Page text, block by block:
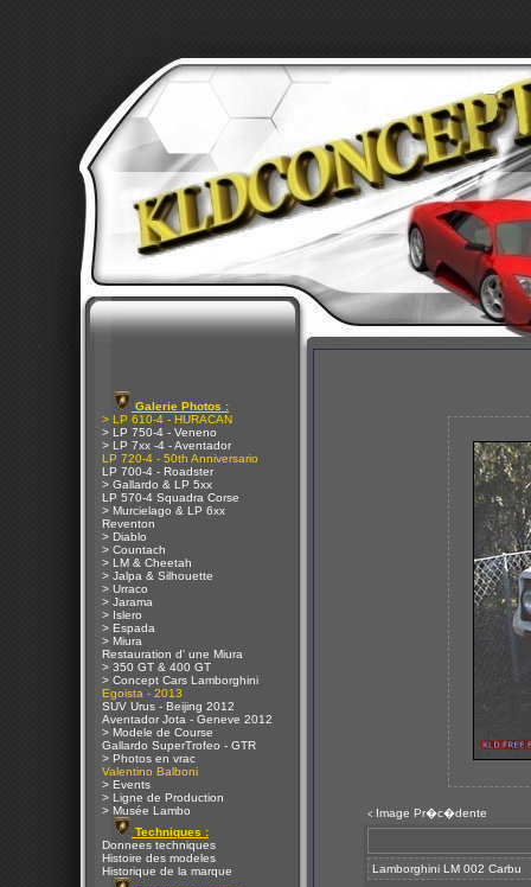
Galerie Photos :
> LP 610-4 - HURACAN
> LP 750-4 - Veneno
> LP 7xx -4 - Aventador
LP 720-4 - 50th Anniversario
LP 700-4 - Roadster
> Gallardo & LP 5xx
LP 570-4 Squadra Corse
> Murcielago & LP 6xx
Reventon
> Diablo
> Countach
> LM & Cheetah
> Jalpa & Silhouette
> Urraco
> Jarama
> Islero
> Espada
> Miura
Restauration d' une Miura
> 350 GT & 400 GT
> Concept Cars Lamborghini
Egoista - 2013
SUV Urus - Beijing 2012
Aventador Jota - Geneve 2012
> Modele de Course
Gallardo SuperTrofeo - GTR
> Photos en vrac
Valentino Balboni
> Events
> Ligne de Production
> Musée Lambo
Techniques :
Donnees techniques
Histoire des modeles
Historique de la marque
< Image Pr�c�dente
Lamborghini LM 002 Carbu